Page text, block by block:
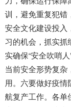
训，避免重复犯错
安全文化建设投入
习的机会，抓实
实确保“安全吹哨
当前安全形势复
用。六要做好疫情
航复产工作。各单